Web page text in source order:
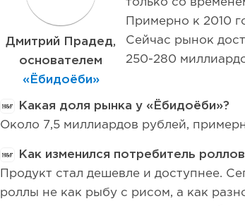
Дмитрий Прадед,
основателем
«Ёбидоёби»
только со
Примерно к 2010
Сейчас рынок
250-280
Какая доля рынка у «Ёбидоёби»?
Около 7,5 миллиардов рублей,
Как изменился потребитель
Продукт стал дешевле и доступнее.
роллы не как рыбу с рисом, а как